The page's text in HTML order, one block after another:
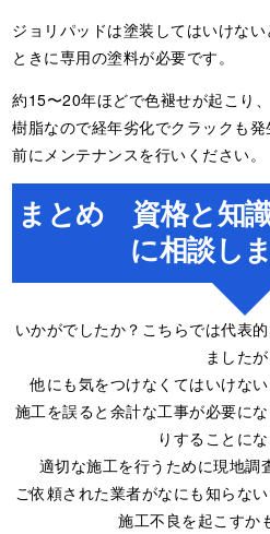
ジョリパッドは塗装してはいけな
ときに専用の塗料が必要です。
約15〜20年ほどで色褪せが起こり
樹脂なので経年劣化でクラックも
前にメンテナンスを行いください。
まとめ 資格と知
に相談し
いかがでしたか？こちらでは代表
ましたが
他にも気をつけなくてはいけな
施工を誤ると余計な工事が必要に
りすることにな
適切な施工を行うために現地調
ご依頼された業者がなにも知らな
施工不良を起こすか